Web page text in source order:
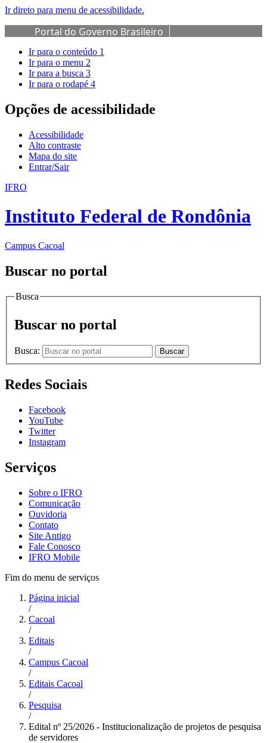
Ir direto para menu de acessibilidade.
Portal do Governo Brasileiro
Ir para o conteúdo 1
Ir para o menu 2
Ir para a busca 3
Ir para o rodapé 4
Opções de acessibilidade
Acessibilidade
Alto contraste
Mapa do site
Entrar/Sair
IFRO
Instituto Federal de Rondônia
Campus Cacoal
Buscar no portal
Busca
Buscar no portal
Busca: Buscar
Redes Sociais
Facebook
YouTube
Twitter
Instagram
Serviços
Sobre o IFRO
Comunicação
Ouvidoria
Contato
Site Antigo
Fale Conosco
IFRO Mobile
Fim do menu de serviços
Página inicial
/
Cacoal
/
Editais
/
Campus Cacoal
/
Editais Cacoal
/
Pesquisa
/
Edital nº 25/2026 - Institucionalização de projetos de pesquisa
de servidores